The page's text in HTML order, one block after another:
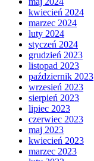
kwiecień 2024
marzec 2024
luty 2024
styczeń 2024
grudzień 2023
listopad 2023
październik 2023
wrzesień 2023
sierpień 2023
lipiec 2023
czerwiec 2023
maj 2023
kwiecień 2023
marzec 2023